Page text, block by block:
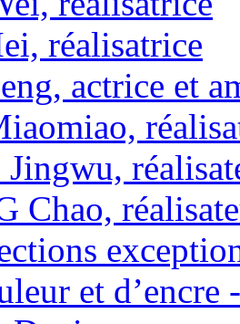
réalisatrice
actrice et
Chao,
et